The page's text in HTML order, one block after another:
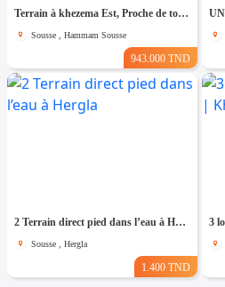
Terrain à khezema Est, Proche de toutes Commodités
Sousse , Hammam Sousse
943.000 TND
2 Terrain direct pied dans l’eau à Hergla
Sousse , Hergla
1.400 TND